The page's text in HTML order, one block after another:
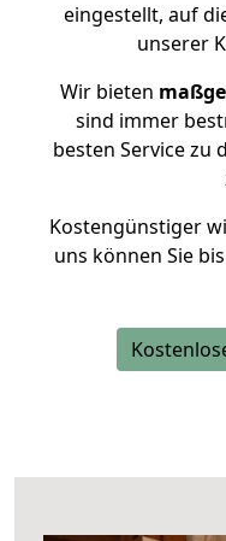
eingestellt, auf
unserer
Wir bieten
sind immer
besten Service zu
Kostengünstiger
uns können Sie